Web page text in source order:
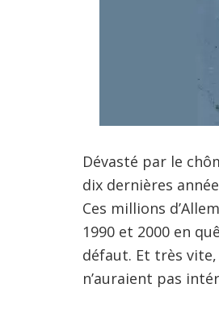
Dévasté par le
dix dernières
Ces millions
1990 et 2000 en
défaut. Et très
n’auraient pas